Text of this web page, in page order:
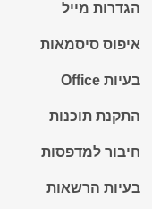
הגדרות מייל
איפוס סיסמאות
בעיות Office
התקנת תוכנות
חיבור למדפסות
בעיות הרשאות